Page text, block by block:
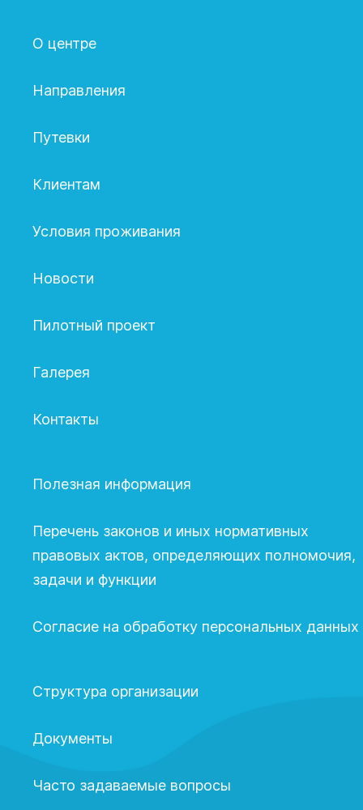
О центре
Направления
Путевки
Клиентам
Условия проживания
Новости
Пилотный проект
Галерея
Контакты
Полезная информация
Перечень законов и иных нормативных
правовых актов, определяющих полномочия,
задачи и функции
Согласие на обработку персональных данных
Структура организации
Документы
Часто задаваемые вопросы